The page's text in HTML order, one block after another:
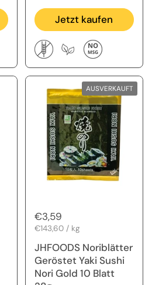
Jetzt kaufen
Regulärer Preis
€3,59
Stückpreis
€143,60 / kg
JHFOODS Noriblätter
Geröstet Yaki Sushi
Nori Gold 10 Blatt
AUSVERKAUFT